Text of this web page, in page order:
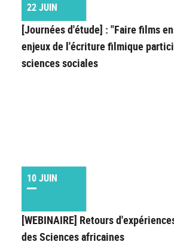
22 JUIN
[Journées d'étude] : "Faire films
enjeux de l'écriture filmique
sciences sociales
10 JUIN
[WEBINAIRE] Retours
des Sciences africaines